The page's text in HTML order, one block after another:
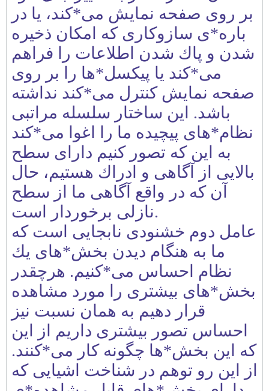
بر روی صفحه نمايش می*كند، يا در
باره*ی سازوكاری كه امكان ذخيره
شدن و پاك شدن اطلاعات را فراهم
می*كند يا پيكسل*ها را بر روی
صفحه نمايش كنترل می*كند نداشته
باشد. اين ساختار سلسله مراتبی
نظام*های پيچيده ما را اغوا می*كند
به اين كه تصور كنيم دارای سطح
بالايی از آگاهی و ادراك هستيم، حال
آن كه در واقع آگاهی ما از سطح
نازلی برخوردار است.
عامل دوم خشنودی نابجايی است كه
ما به هنگام ديدن بخش*های يك
نظام احساس می*كنيم. هرچقدر
بخش*های بيشتری را مورد مشاهده
قرار دهيم به همان نسبت نيز
احساس تصور بيشتری داريم از اين
كه اين بخش*ها چگونه كار می*كنند.
از اين رو توهم در شناخت اشيايی كه